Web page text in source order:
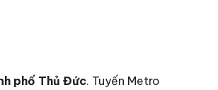
phố Thủ Đức. Tuyến Metro